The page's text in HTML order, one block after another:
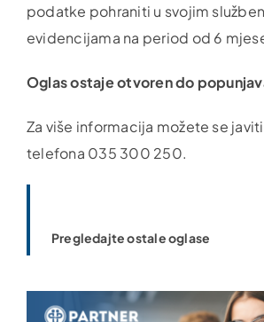
podatke pohraniti u svojim
evidencijama na period od 6
Oglas ostaje otvoren do
Za više informacija možete se
telefona 035 300 250.
Pregledajte ostale oglase